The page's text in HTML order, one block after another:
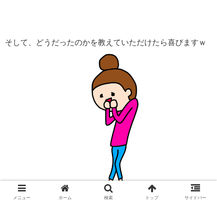
そして、どうだったのかを教えていただけたら喜びますｗ
メニュー ホーム 検索 トップ サイドバー